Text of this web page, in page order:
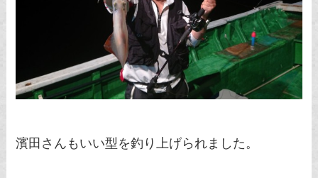
濱田さんもいい型を釣り上げられました。